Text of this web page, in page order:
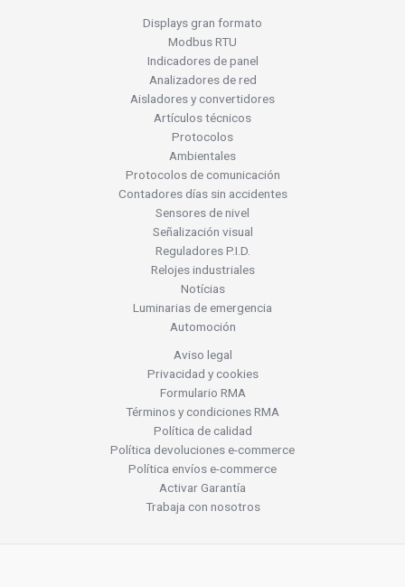
Displays gran formato
Modbus RTU
Indicadores de panel
Analizadores de red
Aisladores y convertidores
Artículos técnicos
Protocolos
Ambientales
Protocolos de comunicación
Contadores días sin accidentes
Sensores de nivel
Señalización visual
Reguladores P.I.D.
Relojes industriales
Notícias
Luminarias de emergencia
Automoción
Aviso legal
Privacidad y cookies
Formulario RMA
Términos y condiciones RMA
Política de calidad
Política devoluciones e-commerce
Política envíos e-commerce
Activar Garantía
Trabaja con nosotros